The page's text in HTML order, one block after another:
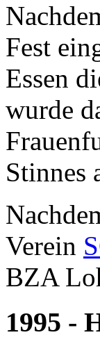
Fest
Essen
wurde
Stinnes
Verein
BZA
1995 -